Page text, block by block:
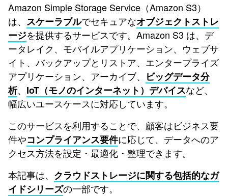
Amazon Simple Storage Service（Amazon S3）
は、 スケーラブルでセキュアなオブジェクトストレ
ージを提供するサービスです。Amazon S3 は、デ
ータレイク、モバイルアプリケーション、ウェブサ
イト、バックアップとリストア、エンタープライズ
アプリケーション、アーカイブ、
ビッグデータ分
析、 IoT（モノのインターネット）デバイスなど、
幅広いユースケースに対応しています。
このサービスを利用することで、顧客はビジネス要
件やコンプライアンス要件に応じて、データへのア
クセス方法を設定・最適化・整理できます。
本記事は、 クラウドストレージに関する包括的なガ
イドシリーズの一部です。